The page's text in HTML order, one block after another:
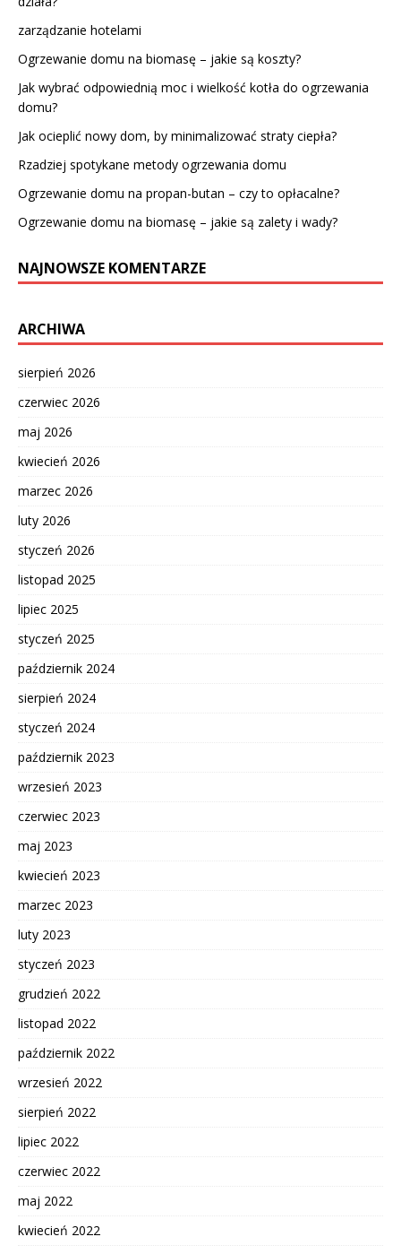
zarządzanie hotelami
Ogrzewanie domu na biomasę – jakie są koszty?
Jak wybrać odpowiednią moc i wielkość kotła do ogrzewania
domu?
Jak ocieplić nowy dom, by minimalizować straty ciepła?
Rzadziej spotykane metody ogrzewania domu
Ogrzewanie domu na propan-butan – czy to opłacalne?
Ogrzewanie domu na biomasę – jakie są zalety i wady?
NAJNOWSZE KOMENTARZE
ARCHIWA
sierpień 2026
czerwiec 2026
maj 2026
kwiecień 2026
marzec 2026
luty 2026
styczeń 2026
listopad 2025
lipiec 2025
styczeń 2025
październik 2024
sierpień 2024
styczeń 2024
październik 2023
wrzesień 2023
czerwiec 2023
maj 2023
kwiecień 2023
marzec 2023
luty 2023
styczeń 2023
grudzień 2022
listopad 2022
październik 2022
wrzesień 2022
sierpień 2022
lipiec 2022
czerwiec 2022
maj 2022
kwiecień 2022